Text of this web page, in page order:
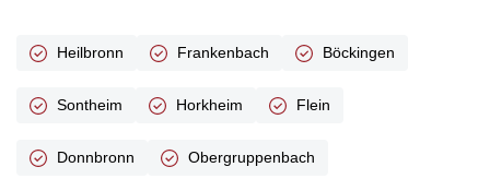
Heilbronn Frankenbach Böckingen
Sontheim Horkheim Flein
Donnbronn Obergruppenbach